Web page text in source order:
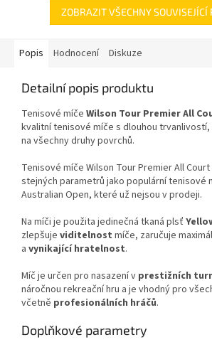
ZOBRAZIT VŠECHNY SOUVISEJÍCÍ
Popis Hodnocení Diskuze
Detailní popis produktu
Tenisové míče Wilson Tour Premier All
kvalitní tenisové míče s dlouhou
na všechny druhy povrchů.
Tenisové míče Wilson Tour Premier All
stejných parametrů jako populární tenisové
Australian Open, které už nejsou v prodeji.
Na míči je použita jedinečná tkaná plsť
zlepšuje viditelnost míče, zaručuje
a vynikající hratelnost.
Míč je určen pro nasazení v prestižních
náročnou rekreační hru a je vhodný pro
včetně profesionálních hráčů.
Doplňkové parametry